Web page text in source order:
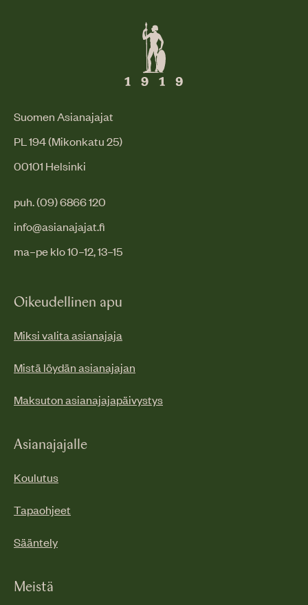
Suomen Asianajajat
PL 194 (Mikonkatu 25)
00101 Helsinki
puh. (09) 6866 120
info@asianajajat.fi
ma–pe klo 10–12, 13–15
Oikeudellinen apu
Miksi valita asianajaja
Mistä löydän asianajajan
Maksuton asianajajapäivystys
Asianajajalle
Koulutus
Tapaohjeet
Sääntely
Meistä